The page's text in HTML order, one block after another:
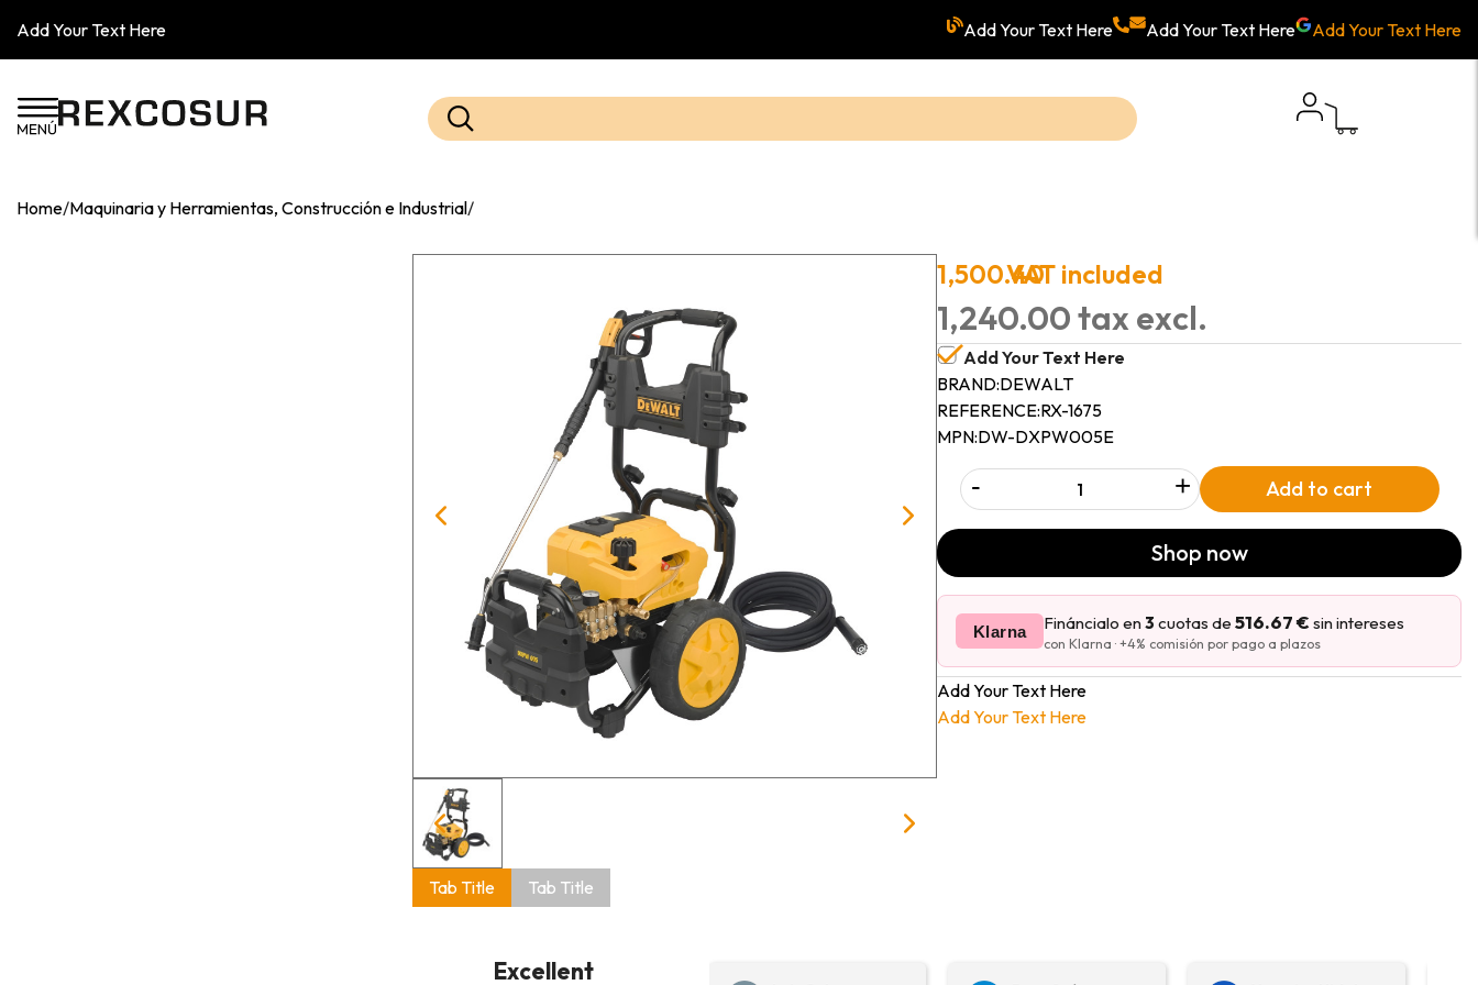
Add Your Text Here Add Your Text Here Add Your Text Here Add Your Text Here
Home/Maquinaria y Herramientas, Construcción e Industrial/
1,500.40VAT included
1,240.00 tax excl.
Add Your Text Here
BRAND:DEWALT
REFERENCE:RX-1675
MPN:DW-DXPW005E
- + Add to cart
Shop now
Klarna Fináncialo en3 cuotas de 516.67 € sin intereses
con Klarna · +4% comisión por pago a plazos
Add Your Text Here
Add Your Text Here
Tab Title Tab Title
Excellent